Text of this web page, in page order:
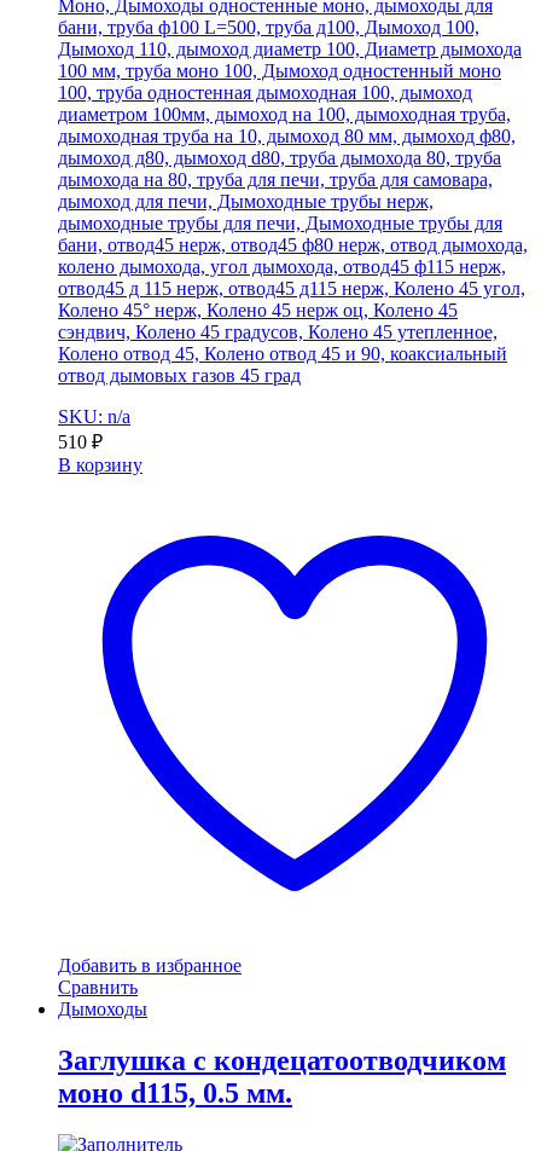
Моно, Дымоходы одностенные моно, дымоходы для
бани, труба ф100 L=500, труба д100, Дымоход 100,
Дымоход 110, дымоход диаметр 100, Диаметр дымохода
100 мм, труба моно 100, Дымоход одностенный моно
100, труба одностенная дымоходная 100, дымоход
диаметром 100мм, дымоход на 100, дымоходная труба,
дымоходная труба на 10, дымоход 80 мм, дымоход ф80,
дымоход д80, дымоход d80, труба дымохода 80, труба
дымохода на 80, труба для печи, труба для самовара,
дымоход для печи, Дымоходные трубы нерж,
дымоходные трубы для печи, Дымоходные трубы для
бани, отвод45 нерж, отвод45 ф80 нерж, отвод дымохода,
колено дымохода, угол дымохода, отвод45 ф115 нерж,
отвод45 д 115 нерж, отвод45 д115 нерж, Колено 45 угол,
Колено 45° нерж, Колено 45 нерж оц, Колено 45
сэндвич, Колено 45 градусов, Колено 45 утепленное,
Колено отвод 45, Колено отвод 45 и 90, коаксиальный
отвод дымовых газов 45 град
SKU: n/a
510 ₽
В корзину
Добавить в избранное
Сравнить
Дымоходы
Заглушка с кондецатоотводчиком
моно d115, 0.5 мм.